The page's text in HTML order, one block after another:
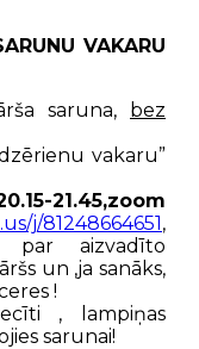
VAKARU
saruna, bez
vakaru”
21.45,zoom
us/j/81248664651,
par aizvadīto
un ,ja sanāks,
!
, lampiņas
sarunai!